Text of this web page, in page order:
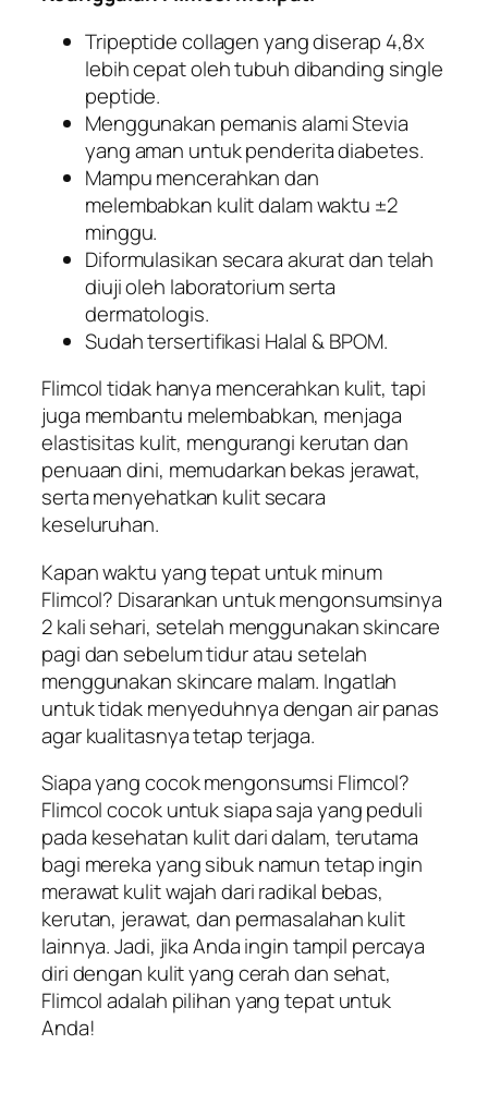
Tripeptide collagen yang diserap 4,8x
lebih cepat oleh tubuh dibanding single
peptide.
Menggunakan pemanis alami Stevia
yang aman untuk penderita diabetes.
Mampu mencerahkan dan
melembabkan kulit dalam waktu ±2
minggu.
Diformulasikan secara akurat dan telah
diuji oleh laboratorium serta
dermatologis.
Sudah tersertifikasi Halal & BPOM.
Flimcol tidak hanya mencerahkan kulit, tapi
juga membantu melembabkan, menjaga
elastisitas kulit, mengurangi kerutan dan
penuaan dini, memudarkan bekas jerawat,
serta menyehatkan kulit secara
keseluruhan.
Kapan waktu yang tepat untuk minum
Flimcol? Disarankan untuk mengonsumsinya
2 kali sehari, setelah menggunakan skincare
pagi dan sebelum tidur atau setelah
menggunakan skincare malam. Ingatlah
untuk tidak menyeduhnya dengan air panas
agar kualitasnya tetap terjaga.
Siapa yang cocok mengonsumsi Flimcol?
Flimcol cocok untuk siapa saja yang peduli
pada kesehatan kulit dari dalam, terutama
bagi mereka yang sibuk namun tetap ingin
merawat kulit wajah dari radikal bebas,
kerutan, jerawat, dan permasalahan kulit
lainnya. Jadi, jika Anda ingin tampil percaya
diri dengan kulit yang cerah dan sehat,
Flimcol adalah pilihan yang tepat untuk
Anda!